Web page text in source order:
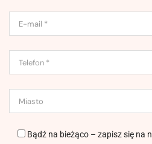
Bądź na bieżąco – zapisz się na